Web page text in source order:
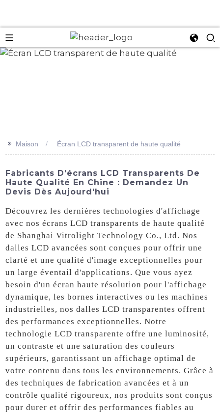
>> Maison Écran LCD transparent de haute qualité
Fabricants D'écrans LCD Transparents De
Haute Qualité En Chine : Demandez Un
Devis Dès Aujourd'hui
Découvrez les dernières technologies d'affichage
avec nos écrans LCD transparents de haute qualité
de Shanghai Vitrolight Technology Co., Ltd. Nos
dalles LCD avancées sont conçues pour offrir une
clarté et une qualité d'image exceptionnelles pour
un large éventail d'applications. Que vous ayez
besoin d'un écran haute résolution pour l'affichage
dynamique, les bornes interactives ou les machines
industrielles, nos dalles LCD transparentes offrent
des performances exceptionnelles. Notre
technologie LCD transparente offre une luminosité,
un contraste et une saturation des couleurs
supérieurs, garantissant un affichage optimal de
votre contenu dans tous les environnements. Grâce à
des techniques de fabrication avancées et à un
contrôle qualité rigoureux, nos produits sont conçus
pour durer et offrir des performances fiables au